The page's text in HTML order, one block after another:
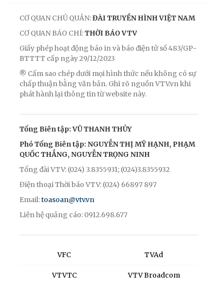
CƠ QUAN CHỦ QUẢN:ĐÀI TRUYỀN HÌNH VIỆT NAM
CƠ QUAN BÁO CHÍ:THỜI BÁO VTV
Giấy phép hoạt động báo in và báo điện tử số 483/GP-
BTTTT cấp ngày 29/12/2023
® Cấm sao chép dưới mọi hình thức nếu không có sự
chấp thuận bằng văn bản. Ghi rõ nguồn VTV.vn khi
phát hành lại thông tin từ website này.
Tổng Biên tập: VŨ THANH THỦY
Phó Tổng Biên tập: NGUYỄN THỊ MỸ HẠNH, PHẠM
QUỐC THẮNG, NGUYỄN TRỌNG NINH
Tổng đài VTV: (024) 3.8355931; (024)3.8355932
Điện thoại Thời báo VTV: (024) 66897 897
Email:toasoan@vtv.vn
Liên hệ quảng cáo: 0912.698.677
VFC
VTVTC
TVAd
VTV Broadcom